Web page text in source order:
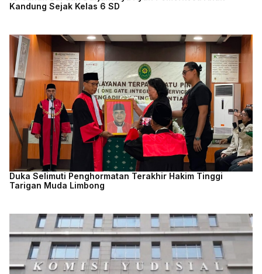
Kandung Sejak Kelas 6 SD
Duka Selimuti Penghormatan Terakhir Hakim Tinggi
Tarigan Muda Limbong